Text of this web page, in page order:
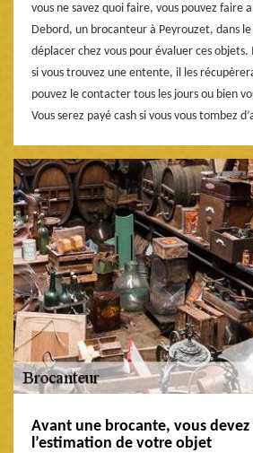
vous ne savez quoi faire, vous pouvez faire
Debord, un brocanteur à Peyrouzet, dans
déplacer chez vous pour évaluer ces
si vous trouvez une entente, il les
pouvez le contacter tous les jours ou bien
Vous serez payé cash si vous vous tombez
Avant une brocante, vous
l’estimation de votre objet